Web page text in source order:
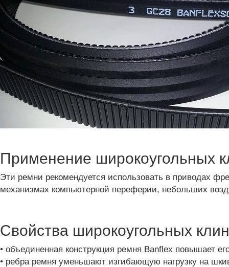
Применение широкоугольных
Эти ремни рекомендуется использовать в приводах
механизмах компьютерной переферии, небольших
Свойства широкоугольных
• объединенная конструкция ремня Banflex повышает
• ребра ремня уменьшают изгибающую нагрузку на